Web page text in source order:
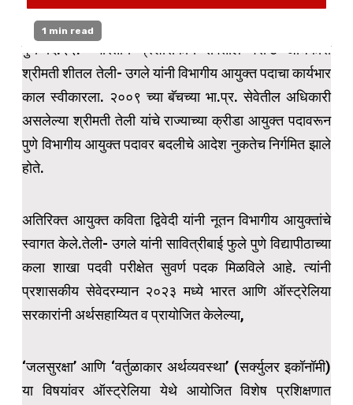
1 min read
पुणे दि.२२:- भारतीय प्रशासकीय सेवेतील वरीष्ठ अधिकारी
श्रीमती शीतल तेली- उगले यांनी विभागीय आयुक्त पदाचा कार्यभार
काल स्वीकारला. २००९ च्या बॅचच्या भा.प्र. सेवेतील अधिकारी
असलेल्या श्रीमती तेली यांचे राज्याच्या क्रीडा आयुक्त पदावरून
पुणे विभागीय आयुक्त पदावर बदलीचे आदेश नुकतेच निर्गमित झाले
होते.
अतिरिक्त आयुक्त कविता द्विवेदी यांनी नूतन विभागीय आयुक्तांचे
स्वागत केले.तेली- उगले यांनी सावित्रीबाई फुले पुणे विद्यापीठाच्या
कला शाखा पदवी परीक्षेत सुवर्ण पदक मिळविले आहे. त्यांनी
प्रशासकीय सेवेदरम्यान २०२३ मध्ये भारत आणि ऑस्ट्रेलिया
सरकारांनी अर्थसहाय्यित व प्रायोजित केलेल्या,
‘जलसुरक्षा’ आणि ‘वर्तुळाकार अर्थव्यवस्था’ (सर्क्युलर इकॉनॉमी)
या विषयांवर ऑस्ट्रेलिया येथे आयोजित विशेष प्रशिक्षणात